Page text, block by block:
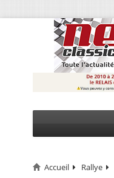
CIRCUIT
Accueil Rallye